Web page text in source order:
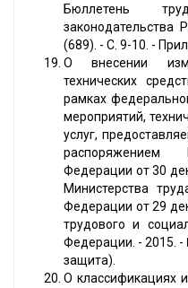
Бюллетень
(689). - С. 9-10. -
О внесении
технических
рамках
мероприятий,
услуг,
распоряжением
Федерации от 30
Министерства
Федерации от 29
трудового и
Федерации. - 2015. -
защита).
О классификациях